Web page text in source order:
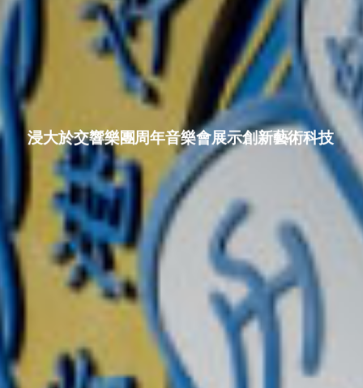
浸大於交響樂團周年音樂會展示創新藝術科技